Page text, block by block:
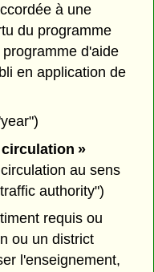
à une
du programme
d'aide
en application de
»
au sens
authority")
requis ou
ou un district
l'enseignement,